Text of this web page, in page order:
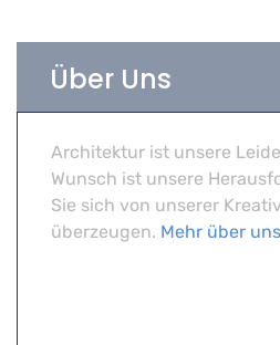
Über Uns
Architektur ist unsere
Wunsch ist unsere
Sie sich von unserer
überzeugen. Mehr über